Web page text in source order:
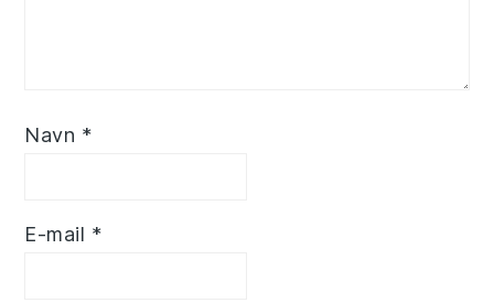
Navn *
E-mail *